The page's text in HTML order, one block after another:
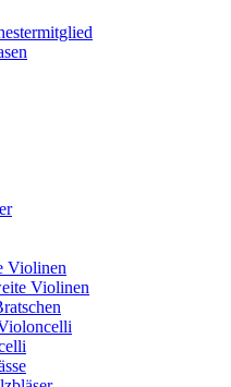
Violinen
Violinen